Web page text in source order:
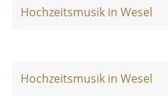
Hochzeitsmusik in Wesel
Hochzeitsmusik in Wesel